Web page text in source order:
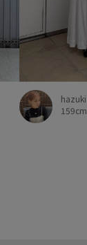
hazuki
159cm